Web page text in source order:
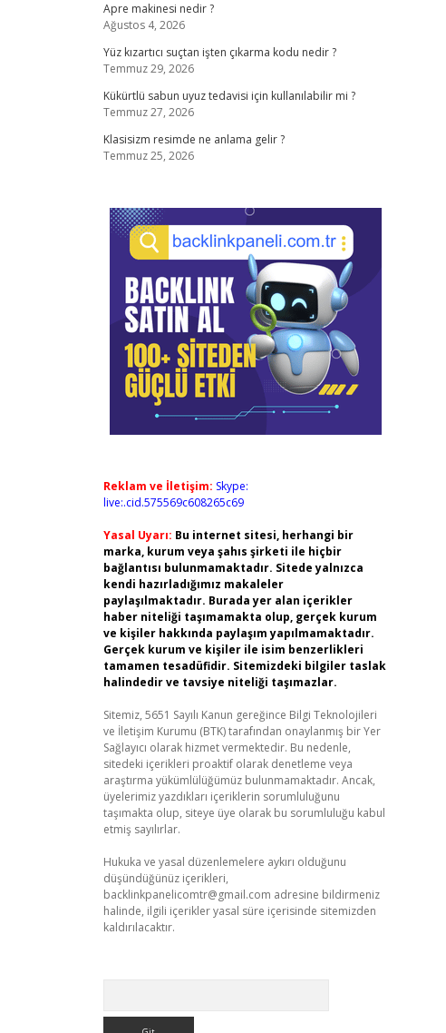
Apre makinesi nedir ?
Ağustos 4, 2026
Yüz kızartıcı suçtan işten çıkarma kodu nedir ?
Temmuz 29, 2026
Kükürtlü sabun uyuz tedavisi için kullanılabilir mi ?
Temmuz 27, 2026
Klasisizm resimde ne anlama gelir ?
Temmuz 25, 2026
Reklam ve İletişim: Skype:
live:.cid.575569c608265c69
Yasal Uyarı: Bu internet sitesi, herhangi bir
marka, kurum veya şahıs şirketi ile hiçbir
bağlantısı bulunmamaktadır. Sitede yalnızca
kendi hazırladığımız makaleler
paylaşılmaktadır. Burada yer alan içerikler
haber niteliği taşımamakta olup, gerçek kurum
ve kişiler hakkında paylaşım yapılmamaktadır.
Gerçek kurum ve kişiler ile isim benzerlikleri
tamamen tesadüfidir. Sitemizdeki bilgiler taslak
halindedir ve tavsiye niteliği taşımazlar.
Sitemiz, 5651 Sayılı Kanun gereğince Bilgi Teknolojileri
ve İletişim Kurumu (BTK) tarafından onaylanmış bir Yer
Sağlayıcı olarak hizmet vermektedir. Bu nedenle,
sitedeki içerikleri proaktif olarak denetleme veya
araştırma yükümlülüğümüz bulunmamaktadır. Ancak,
üyelerimiz yazdıkları içeriklerin sorumluluğunu
taşımakta olup, siteye üye olarak bu sorumluluğu kabul
etmiş sayılırlar.
Hukuka ve yasal düzenlemelere aykırı olduğunu
düşündüğünüz içerikleri,
backlinkpanelicomtr@gmail.com adresine bildirmeniz
halinde, ilgili içerikler yasal süre içerisinde sitemizden
kaldırılacaktır.